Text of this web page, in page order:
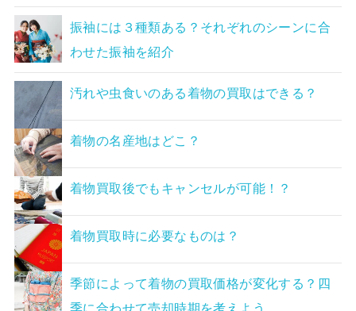
振袖には３種類ある？それぞれのシーンに合
わせた振袖を紹介
汚れや虫食いのある着物の買取はできる？
着物の名産地はどこ？
着物買取後でもキャンセルが可能！？
着物買取時に必要なものは？
季節によって着物の買取価格が変化する？四
季に合わせて売却時期を考えよう。